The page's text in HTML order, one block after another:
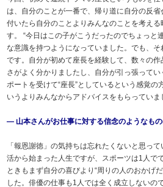
は、自分のことが一番で、帰り道に自分の反
付いたら自分のことよりみんなのことを考える
す。 “今日はこの子がこうだったのでちょっと
な意識を持つようになっていました。でも、
です。自分が初めて座長を経験して、数々の
さがよく分かりましたし、自分が引っ張って
ポートを受けて“座長”としているという感覚の
いうよりみんなからアドバイスをもらっていま
― 山本さんがお仕事に対する信念のようなも
「報恩謝徳」の気持ちは忘れたくないと思っ
活から始まった人生ですが、スポーツは1人で
ときもまず自分の喜びより“周りの人のおかげ
した。俳優の仕事も1人では全く成立しないの